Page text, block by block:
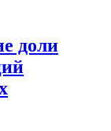
доли